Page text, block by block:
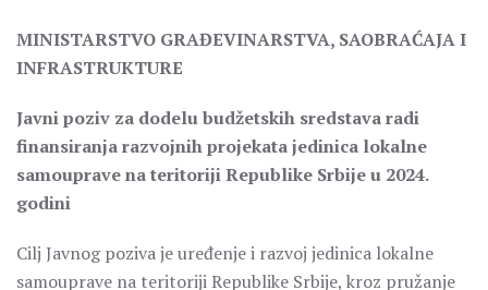
MINISTARSTVO GRAĐEVINARSTVA, SAOBRAĆAJA I
INFRASTRUKTURE
Javni poziv za dodelu budžetskih sredstava radi
finansiranja razvojnih projekata jedinica lokalne
samouprave na teritoriji Republike Srbije u 2024.
godini
Cilj Javnog poziva je uređenje i razvoj jedinica lokalne
samouprave na teritoriji Republike Srbije, kroz pružanje